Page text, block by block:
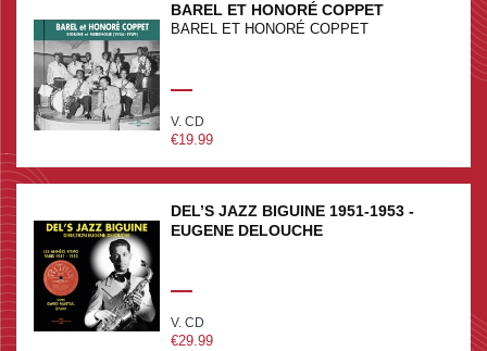
BAREL ET HONORÉ COPPET
BAREL ET HONORÉ COPPET
V. CD
€19.99
DEL’S JAZZ BIGUINE 1951-1953 -
EUGENE DELOUCHE
V. CD
€29.99